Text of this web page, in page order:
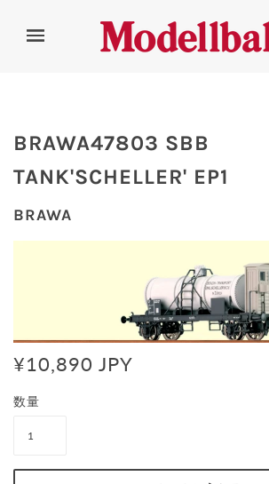
BRAWA47803 SBB
TANK'SCHELLER' EP1
BRAWA
¥10,890 JPY
数量